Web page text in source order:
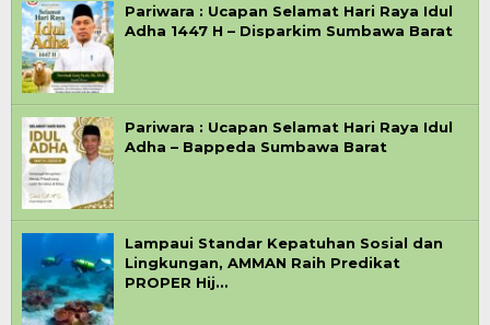
Pariwara : Ucapan Selamat Hari Raya Idul
Adha 1447 H – Disparkim Sumbawa Barat
Pariwara : Ucapan Selamat Hari Raya Idul
Adha – Bappeda Sumbawa Barat
Lampaui Standar Kepatuhan Sosial dan
Lingkungan, AMMAN Raih Predikat
PROPER Hij…